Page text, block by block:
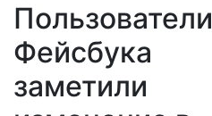
Пользователи
Фейсбука
заметили